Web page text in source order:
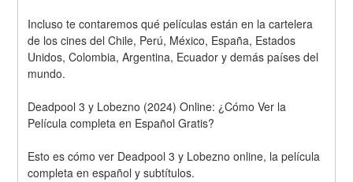
Incluso te contaremos qué películas están en la cartelera
de los cines del Chile, Perú, México, España, Estados
Unidos, Colombia, Argentina, Ecuador y demás países del
mundo.
Deadpool 3 y Lobezno (2024) Online: ¿Cómo Ver la
Película completa en Español Gratis?
Esto es cómo ver Deadpool 3 y Lobezno online, la película
completa en español y subtítulos.